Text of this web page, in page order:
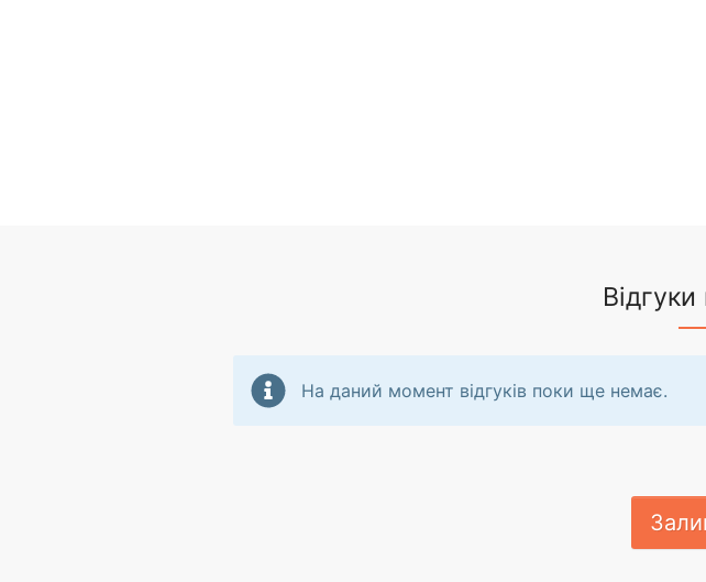
На даний момент відгуків поки ще немає.